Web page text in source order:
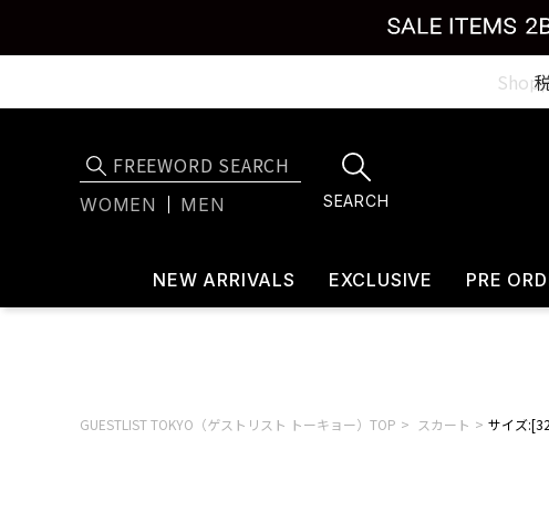
WOMEN MEN SEARCH
NEW ARRIVALS EXCLUSIVE PRE
GUESTLIST TOKYO（ゲストリスト トーキョー）TOP スカート サイズ